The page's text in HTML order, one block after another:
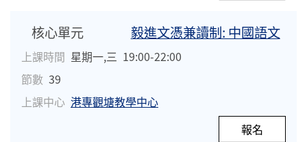
核心單元 毅進文憑兼讀制: 中國語文
上課時間 星期一,三 19:00-22:00
節數 39
上課中心 港專觀塘教學中心
報名